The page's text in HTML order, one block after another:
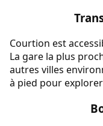
Courtion est
La gare la plus
autres villes
à pied pour